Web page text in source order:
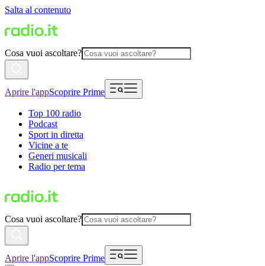
Salta al contenuto
Cosa vuoi ascoltare?
Aprire l'appScoprire Prime
Top 100 radio
Podcast
Sport in diretta
Vicine a te
Generi musicali
Radio per tema
Cosa vuoi ascoltare?
Aprire l'appScoprire Prime